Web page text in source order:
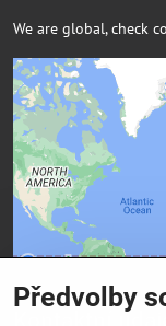
We are global, check
Externí
Povolit a
Kontaktní údaje
Předvolby